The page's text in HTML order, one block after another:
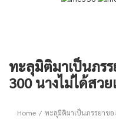
ทะลุมิติมาเป็นภร
300 นางไม่ได้สว
Home ทะลุมิติมาเป็นภรรยาขอ